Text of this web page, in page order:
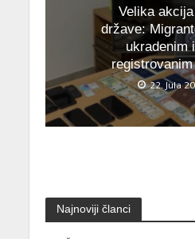
Velika
države:
ukradenim
22. Jula
Najnoviji članci